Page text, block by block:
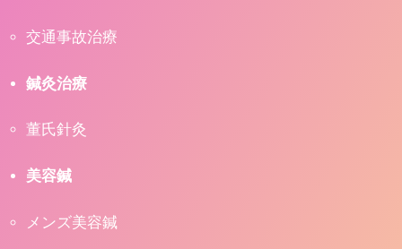
交通事故治療
鍼灸治療
董氏針灸
美容鍼
メンズ美容鍼